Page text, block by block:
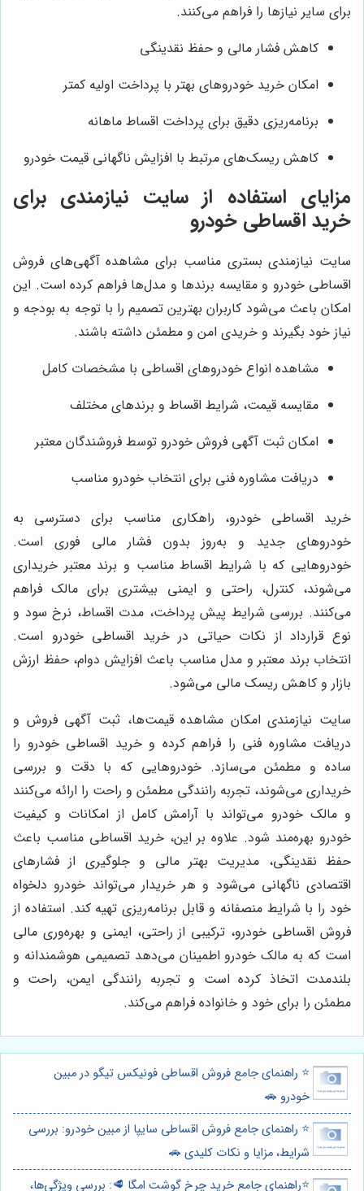
برای سایر نیازها را فراهم می‌کنند.
کاهش فشار مالی و حفظ نقدینگی
امکان خرید خودروهای بهتر با پرداخت اولیه کمتر
برنامه‌ریزی دقیق برای پرداخت اقساط ماهانه
کاهش ریسک‌های مرتبط با افزایش ناگهانی قیمت خودرو
مزایای استفاده از سایت نیازمندی برای
خرید اقساطی خودرو
سایت نیازمندی بستری مناسب برای مشاهده آگهی‌های فروش
اقساطی خودرو و مقایسه برندها و مدل‌ها فراهم کرده است. این
امکان باعث می‌شود کاربران بهترین تصمیم را با توجه به بودجه و
نیاز خود بگیرند و خریدی امن و مطمئن داشته باشند.
مشاهده انواع خودروهای اقساطی با مشخصات کامل
مقایسه قیمت، شرایط اقساط و برندهای مختلف
امکان ثبت آگهی فروش خودرو توسط فروشندگان معتبر
دریافت مشاوره فنی برای انتخاب خودرو مناسب
خرید اقساطی خودرو، راهکاری مناسب برای دسترسی به
خودروهای جدید و به‌روز بدون فشار مالی فوری است.
خودروهایی که با شرایط اقساط مناسب و برند معتبر خریداری
می‌شوند، کنترل، راحتی و ایمنی بیشتری برای مالک فراهم
می‌کنند. بررسی شرایط پیش پرداخت، مدت اقساط، نرخ سود و
نوع قرارداد از نکات حیاتی در خرید اقساطی خودرو است.
انتخاب برند معتبر و مدل مناسب باعث افزایش دوام، حفظ ارزش
بازار و کاهش ریسک مالی می‌شود.
سایت نیازمندی امکان مشاهده قیمت‌ها، ثبت آگهی فروش و
دریافت مشاوره فنی را فراهم کرده و خرید اقساطی خودرو را
ساده و مطمئن می‌سازد. خودروهایی که با دقت و بررسی
خریداری می‌شوند، تجربه رانندگی مطمئن و راحت را ارائه می‌کنند
و مالک خودرو می‌تواند با آرامش کامل از امکانات و کیفیت
خودرو بهره‌مند شود. علاوه بر این، خرید اقساطی مناسب باعث
حفظ نقدینگی، مدیریت بهتر مالی و جلوگیری از فشارهای
اقتصادی ناگهانی می‌شود و هر خریدار می‌تواند خودرو دلخواه
خود را با شرایط منصفانه و قابل برنامه‌ریزی تهیه کند. استفاده از
فروش اقساطی خودرو، ترکیبی از راحتی، ایمنی و بهره‌وری مالی
است که به مالک خودرو اطمینان می‌دهد تصمیمی هوشمندانه و
بلندمدت اتخاذ کرده است و تجربه رانندگی ایمن، راحت و
مطمئن را برای خود و خانواده فراهم می‌کند.
⭐️ راهنمای جامع فروش اقساطی فونیکس تیگو در مبین
خودرو 🚗
⭐️ راهنمای جامع فروش اقساطی سایپا از مبین خودرو: بررسی
شرایط، مزایا و نکات کلیدی 🚗
⭐️راهنمای جامع خرید چرخ گوشت امگا 🥩: بررسی ویژگی‌ها،